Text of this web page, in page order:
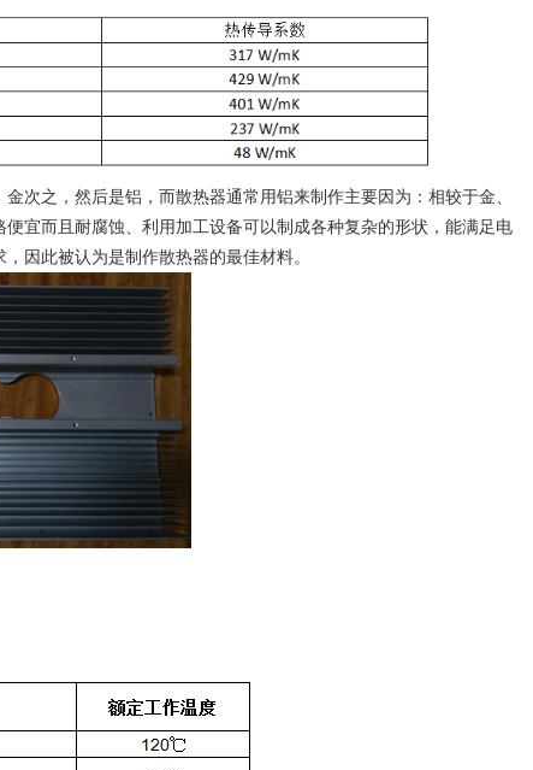
次之，然后是铝，而散热器通常用铝来制作主要因为：相较于金、
宜而且耐腐蚀、利用加工设备可以制成各种复杂的形状，能满足电
因此被认为是制作散热器的最佳材料。